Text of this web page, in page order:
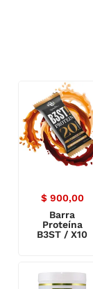
$900,00
Barra
Proteína
B3ST / X10